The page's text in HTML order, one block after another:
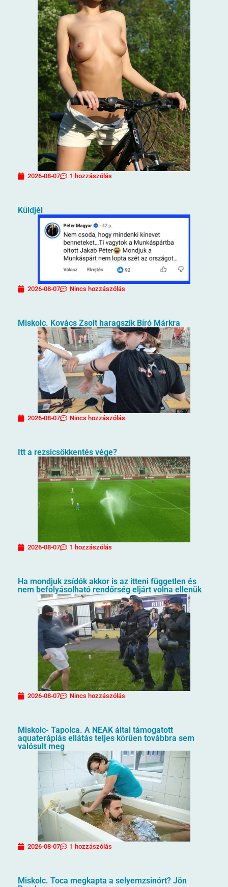
2026-08-07 1 hozzászólás
Küldjél
2026-08-07 Nincs hozzászólás
Miskolc. Kovács Zsolt haragszik Bíró Márkra
2026-08-07 Nincs hozzászólás
Itt a rezsicsökkentés vége?
2026-08-07 1 hozzászólás
Ha mondjuk zsídók akkor is az itteni független és
nem befolyásolható rendőrség eljárt volna ellenük
2026-08-07 Nincs hozzászólás
Miskolc- Tapolca. A NEAK által támogatott
aquaterápiás ellátás teljes körűen továbbra sem
valósult meg
2026-08-07 1 hozzászólás
Miskolc. Toca megkapta a selyemzsinórt? Jön